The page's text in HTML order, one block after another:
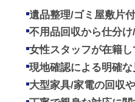
遺品整理/ゴミ屋敷片
不用品回収から仕分
女性スタッフが在籍
現地確認による明確
大型家具/家電の回収